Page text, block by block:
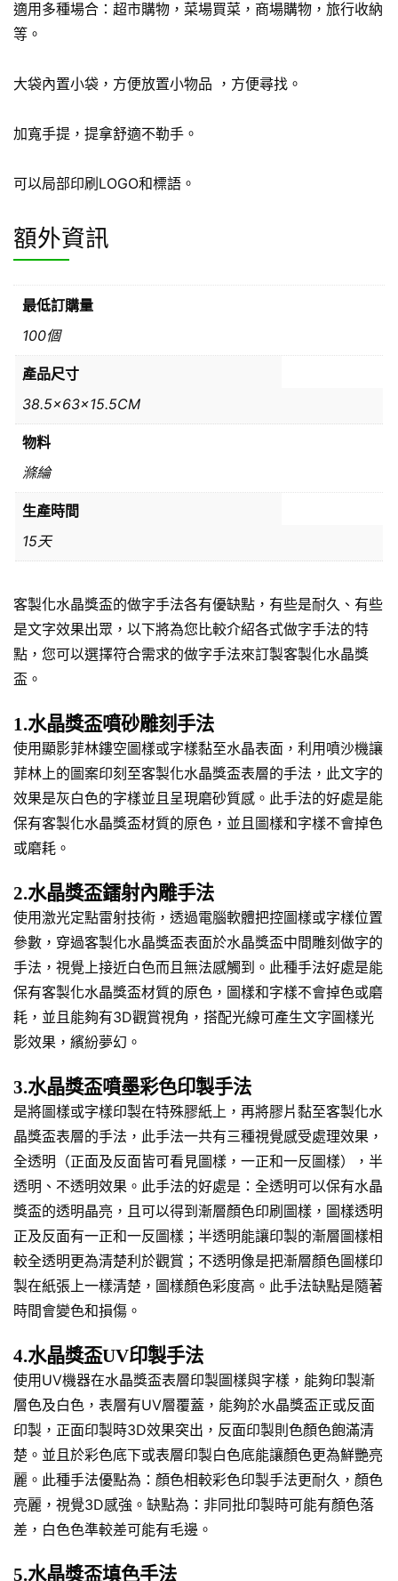
適用多種場合：超市購物，菜場買菜，商場購物，旅行收納
等。
大袋內置小袋，方便放置小物品 ，方便尋找。
加寬手提，提拿舒適不勒手。
可以局部印刷LOGO和標語。
額外資訊
最低訂購量
100個
產品尺寸
38.5x63x15.5CM
物料
滌綸
生產時間
15天
客製化水晶獎盃的做字手法各有優缺點，有些是耐久、有些
是文字效果出眾，以下將為您比較介紹各式做字手法的特
點，您可以選擇符合需求的做字手法來訂製客製化水晶獎
盃。
1.水晶獎盃噴砂雕刻手法
使用顯影菲林鏤空圖樣或字樣黏至水晶表面，利用噴沙機讓
菲林上的圖案印刻至客製化水晶獎盃表層的手法，此文字的
效果是灰白色的字樣並且呈現磨砂質感。此手法的好處是能
保有客製化水晶獎盃材質的原色，並且圖樣和字樣不會掉色
或磨耗。
2.水晶獎盃鐳射內雕手法
使用激光定點雷射技術，透過電腦軟體把控圖樣或字樣位置
參數，穿過客製化水晶獎盃表面於水晶獎盃中間雕刻做字的
手法，視覺上接近白色而且無法感觸到。此種手法好處是能
保有客製化水晶獎盃材質的原色，圖樣和字樣不會掉色或磨
耗，並且能夠有3D觀賞視角，搭配光線可產生文字圖樣光
影效果，繽紛夢幻。
3.水晶獎盃噴墨彩色印製手法
是將圖樣或字樣印製在特殊膠紙上，再將膠片黏至客製化水
晶獎盃表層的手法，此手法一共有三種視覺感受處理效果，
全透明（正面及反面皆可看見圖樣，一正和一反圖樣），半
透明、不透明效果。此手法的好處是：全透明可以保有水晶
獎盃的透明晶亮，且可以得到漸層顏色印刷圖樣，圖樣透明
正及反面有一正和一反圖樣；半透明能讓印製的漸層圖樣相
較全透明更為清楚利於觀賞；不透明像是把漸層顏色圖樣印
製在紙張上一樣清楚，圖樣顏色彩度高。此手法缺點是隨著
時間會變色和損傷。
4.水晶獎盃UV印製手法
使用UV機器在水晶獎盃表層印製圖樣與字樣，能夠印製漸
層色及白色，表層有UV層覆蓋，能夠於水晶獎盃正或反面
印製，正面印製時3D效果突出，反面印製則色顏色飽滿清
楚。並且於彩色底下或表層印製白色底能讓顏色更為鮮艷亮
麗。此種手法優點為：顏色相較彩色印製手法更耐久，顏色
亮麗，視覺3D感強。缺點為：非同批印製時可能有顏色落
差，白色色準較差可能有毛邊。
5.水晶獎盃填色手法